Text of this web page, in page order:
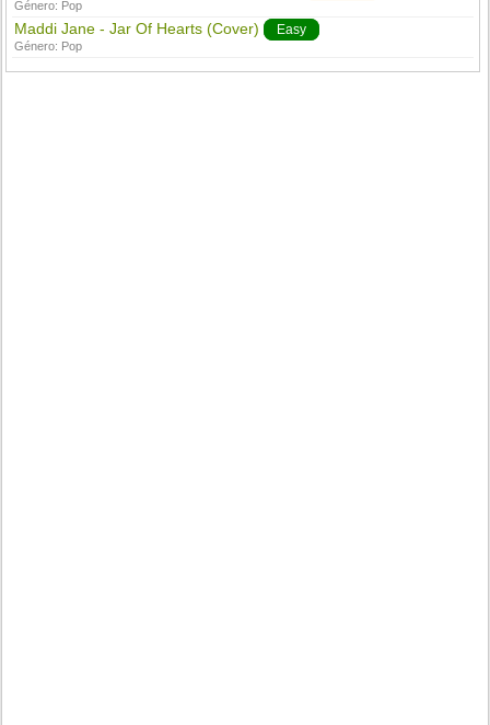
Género: Pop
Maddi Jane - Jar Of Hearts (Cover) Easy
Género: Pop